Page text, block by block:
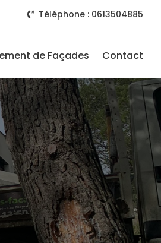
 Téléphone : 0613504885
de Façades Contact